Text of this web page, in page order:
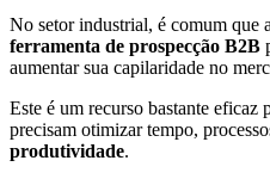
No setor industrial, é comum que
ferramenta de prospecção B2B
aumentar sua capilaridade no
Este é um recurso bastante eficaz
precisam otimizar tempo,
produtividade.